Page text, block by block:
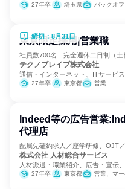
27年卒 埼玉県 バックオ
締切：8月31日
東京限定採用|営業職
社員数700名｜完全週休二日制（土
テクノブレイブ株式会社
通信・インターネット、ITサービ
27年卒 東京都 営業
Indeed等の広告営業
代理店
配属先確約求人／座学研修、OJT
株式会社 人材総合サービス
人材派遣・職業紹介、広告・宣伝
27年卒 東京都 営業、マ